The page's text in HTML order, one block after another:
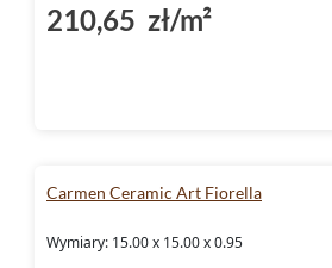
210,65 zł/m²
Carmen Ceramic Art Fiorella
Wymiary: 15.00 x 15.00 x 0.95